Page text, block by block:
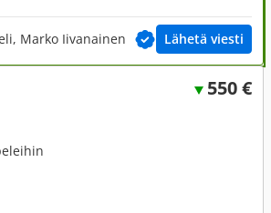
Marko Iivanainen Lähetä viesti
550 €